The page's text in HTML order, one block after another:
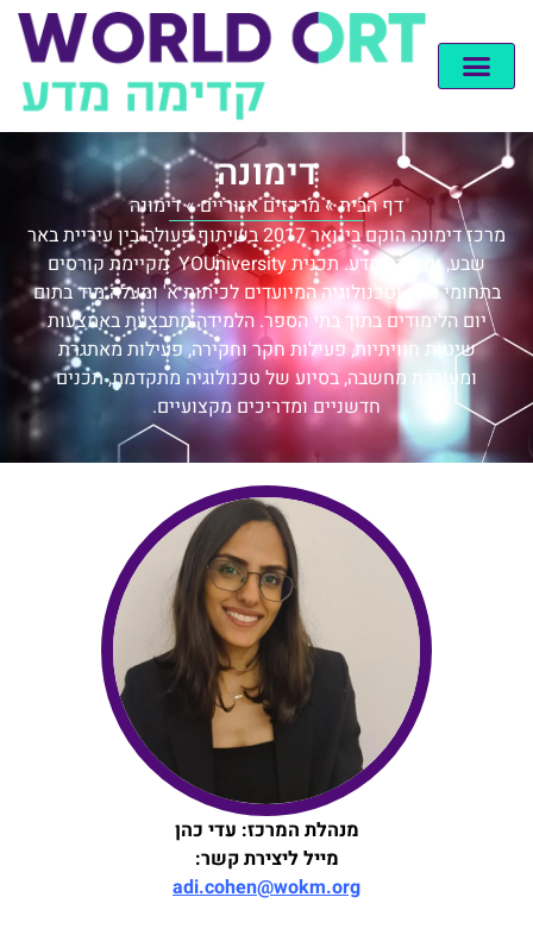
דימונה
דף הבית»מרכזים אזוריים»דימונה
מרכז דימונה הוקם בינואר 2017 בשיתוף פעולה בין עיריית באר
שבע, וקדימה מדע. תכנית YOUniversity מקיימת קורסים
בתחומי מדע וטכנולוגיה המיועדים לכיתות א' ומעלה מיד בתום
יום הלימודים בתוך בתי הספר. הלמידה מתבצעת באמצעות
שיטות חוויתיות, פעילות חקר וחקירה, פעילות מאתגרת
ומעוררת מחשבה, בסיוע של טכנולוגיה מתקדמת, תכנים
חדשניים ומדריכים מקצועיים.
מנהלת המרכז: עדי כהן
מייל ליצירת קשר:
adi.cohen@wokm.org